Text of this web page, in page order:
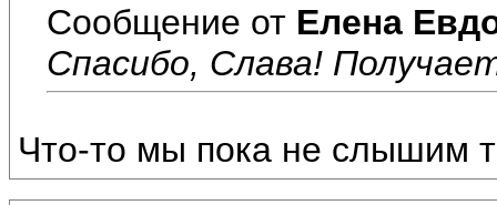
Сообщение от Елена
Спасибо, Слава!
Что-то мы пока не слышим